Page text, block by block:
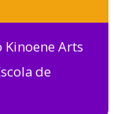
Kinoene Arts
de